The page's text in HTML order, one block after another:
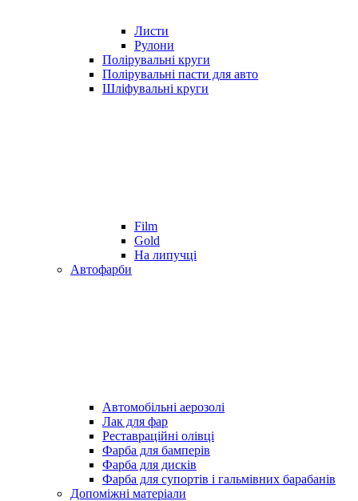
Листи
Рулони
Полірувальні круги
Полірувальні пасти для авто
Шліфувальні круги
Film
Gold
На липучці
Автофарби
Автомобільні аерозолі
Лак для фар
Реставраційні олівці
Фарба для бамперів
Фарба для дисків
Фарба для супортів і гальмівних барабанів
Допоміжні матеріали